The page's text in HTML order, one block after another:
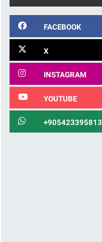
FACEBOOK
X
INSTAGRAM
YOUTUBE
+905423395813